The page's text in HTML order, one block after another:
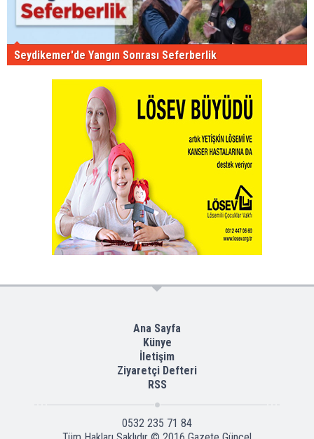
Seydikemer'de Yangın Sonrası Seferberlik
Ana Sayfa
Künye
İletişim
Ziyaretçi Defteri
RSS
0532 235 71 84